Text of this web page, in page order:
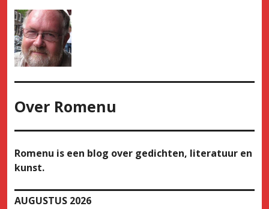
Over Romenu
Romenu is een blog over gedichten, literatuur en
kunst.
AUGUSTUS 2026